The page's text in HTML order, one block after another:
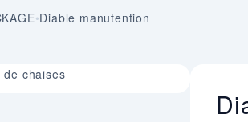
•Diable manutention
chaises